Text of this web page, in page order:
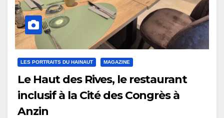
LES PORTRAITS DU HAINAUT MAGAZINE
Le Haut des Rives, le restaurant
inclusif à la Cité des Congrès à
Anzin